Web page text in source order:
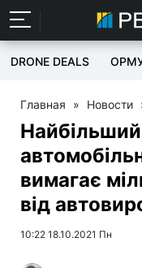
DRONE DEALS
Главная » Новости
вимагає
від
10:22 18.10.2021 Пн